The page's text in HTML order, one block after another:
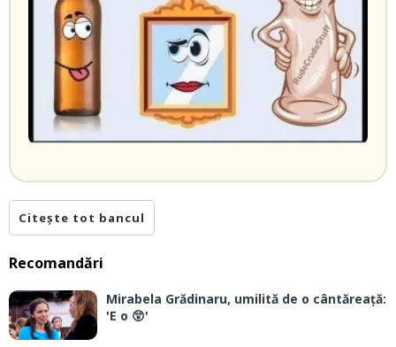
Citește tot bancul
Recomandări
Mirabela Grădinaru, umilită de o cântăreață:
'E o 😲'